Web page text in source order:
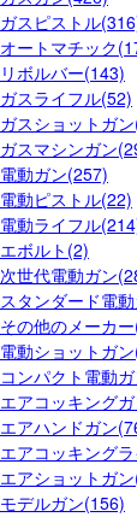
ガスピストル
オートマチック
リボルバー(143)
ガスライフル(52)
ガスショットガ
ガスマシンガン
電動ガン(257)
電動ピストル(22)
電動ライフル
エボルト(2)
次世代電動ガン
スタンダード電
その他のメーカ
電動ショットガ
コンパクト電動
エアコッキング
エアハンドガン
エアコッキング
エアショットガ
モデルガン(156)